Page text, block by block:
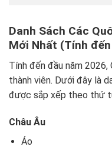
Danh Sách Các
Mới Nhất (Tính
Tính đến đầu năm
thành viên. Dưới đây là
được sắp xếp theo thứ
Châu Âu
Áo